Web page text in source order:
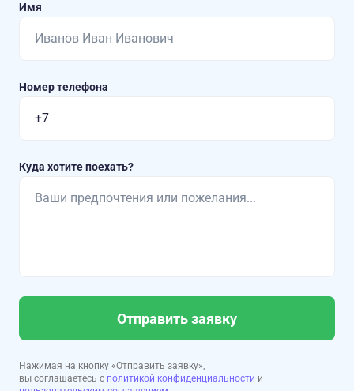
Имя
Номер телефона
Куда хотите поехать?
Отправить заявку
Нажимая на кнопку «Отправить заявку»,
вы соглашаетесь с политикой конфиденциальности и